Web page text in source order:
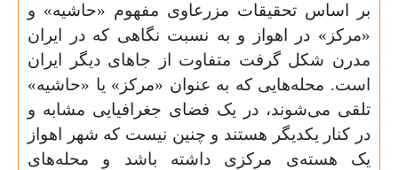
بر اساس تحقیقات مزرعاوی مفهوم «حاشیه» و
«مرکز» در اهواز و به نسبت نگاهی که در ایران
مدرن شکل گرفت متفاوت از جاهای دیگر ایران
است. محله‌هایی که به عنوان «مرکز» یا «حاشیه»
تلقی می‌شوند، در یک فضای جغرافیایی مشابه و
در کنار یکدیگر هستند و چنین نیست که شهر اهواز
یک هسته‌ی مرکزی داشته باشد و محله‌های